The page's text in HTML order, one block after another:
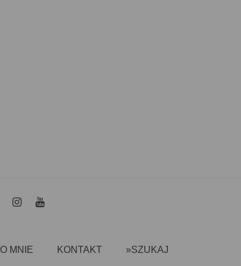
O MNIE KONTAKT »SZUKAJ